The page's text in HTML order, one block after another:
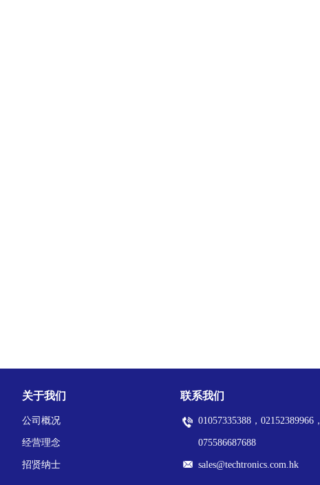
关于我们
公司概况
经营理念
招贤纳士
联系我们
01057335388，02152389966，
075586687688
sales@techtronics.com.hk